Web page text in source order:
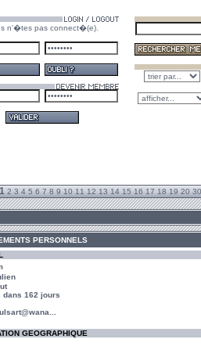
n'�tes pas connect�(e).
2 3 4 5 6 7 8 9 10 11 12 13 14 15 16 17 18 19 20 30
PERSONNELS
dans 162 jours
GEOGRAPHIQUE